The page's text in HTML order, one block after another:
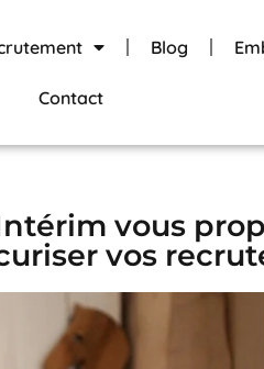
Blog
Contact
vous
vos